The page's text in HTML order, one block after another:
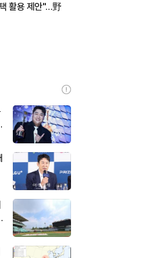
활용 제안"…野